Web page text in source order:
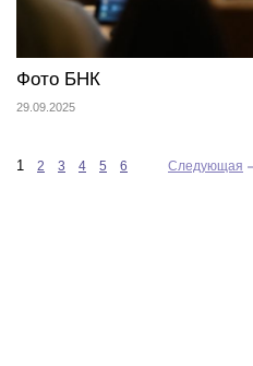
Фото БНК
29.09.2025
1 2 3 4 5 6 Следующая